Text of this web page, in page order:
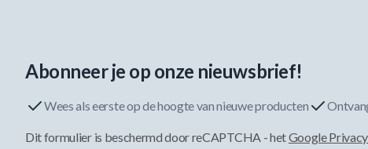
Abonneer je op onze nieuwsbrief!
Wees als eerste op de hoogte van nieuwe producten
Dit formulier is beschermd door reCAPTCHA - hetGoogle